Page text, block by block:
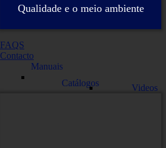
Qualidade e o meio ambiente
FAQS
Contacto
Manuais
Catálogos
Videos